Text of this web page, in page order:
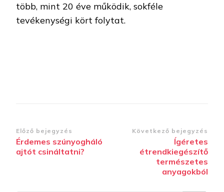
több, mint 20 éve működik, sokféle
tevékenységi kört folytat.
Bejegyzések
navigációja
Előző bejegyzés
Érdemes szúnyogháló
ajtót csináltatni?
Következő bejegyzés
Ígéretes
étrendkiegészítő
természetes
anyagokból